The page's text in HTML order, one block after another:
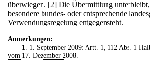
überwiegen. [2] Die Übermittlung
besondere bundes- oder entsprechende
Verwendungsregelung entgegensteht.
Anmerkungen:
1. 1. September 2009: Artt. 1, 112 Abs. 1
vom 17. Dezember 2008.